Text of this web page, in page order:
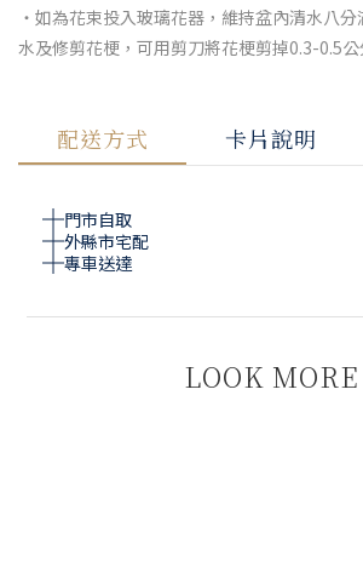
・如為花束投入玻璃花器，維持盆內清水八
水及修剪花梗，可用剪刀將花梗剪掉0.3-0.5
配送方式 卡片說明
門市自取
外縣市宅配
專車送達
LOOK MORE